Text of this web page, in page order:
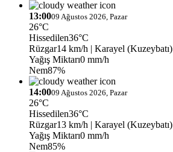
13:0009 Ağustos 2026, Pazar
26°C
Hissedilen36°C
Rüzgar14 km/h | Karayel (Kuzeybatı)
Yağış Miktarı0 mm/h
Nem87%
14:0009 Ağustos 2026, Pazar
26°C
Hissedilen36°C
Rüzgar13 km/h | Karayel (Kuzeybatı)
Yağış Miktarı0 mm/h
Nem85%